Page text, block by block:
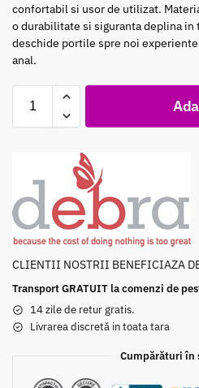
confortabil si usor de utilizat.
o durabilitate si siguranta deplina
deschide portile spre noi
anal.
CLIENTII NOSTRII BENEFICIAZA
Transport GRATUIT la comenzi de
14 zile de retur gratis.
Livrarea discretă in toata tara
Cumpărături în